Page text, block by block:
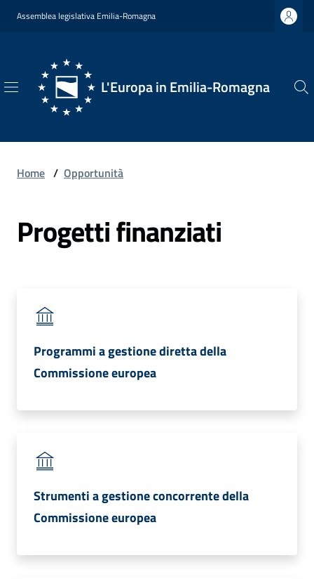
Vai al contenuto
Vai alla navigazione
Vai al footer
Assemblea legislativa Emilia-Romagna
L'Europa in Emilia-Romagna
L'Europa
Romagna
Chi
Opportunità
Formazione
eventi
Partecipazione
Home / Opportunità
Progetti finanziati
Programmi a gestione diretta della
Commissione europea
Strumenti a gestione concorrente della
Commissione europea